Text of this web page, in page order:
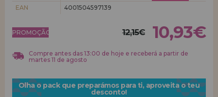
EAN
4001504597139
PROMOÇÃO! 12,15€ 10,93€
Compre antes das 13:00 de hoje e receberá a partir de
martes 11 de agosto
Olha o pack que preparámos para ti, aproveita o teu
desconto!